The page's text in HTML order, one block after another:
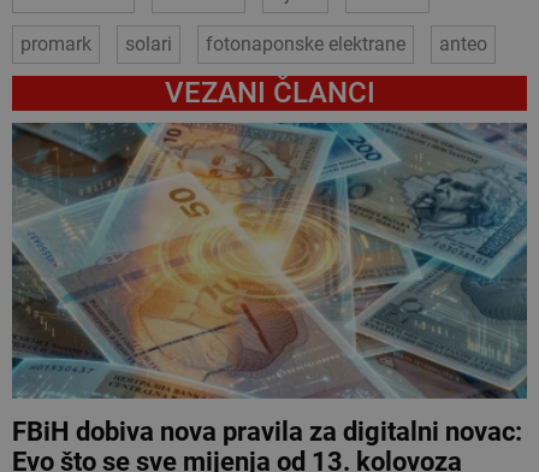
promark solari fotonaponske elektrane anteo
VEZANI ČLANCI
FBiH dobiva nova pravila za digitalni novac:
Evo što se sve mijenja od 13. kolovoza